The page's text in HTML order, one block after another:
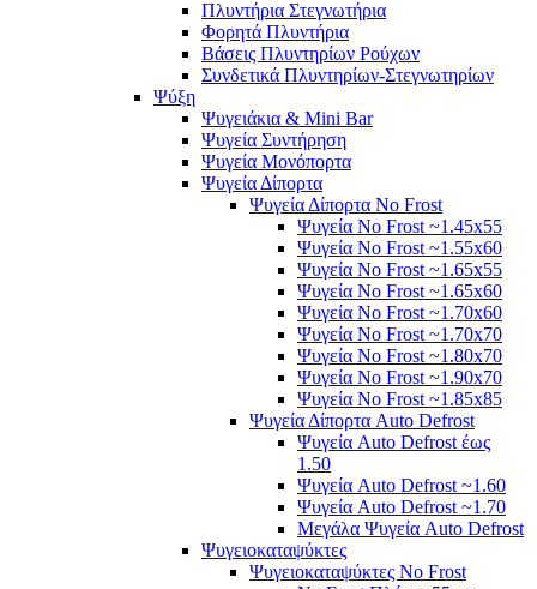
Πλυντήρια Στεγνωτήρια
Φορητά Πλυντήρια
Βάσεις Πλυντηρίων Ρούχων
Συνδετικά Πλυντηρίων-Στεγνωτηρίων
Ψύξη
Ψυγειάκια & Mini Bar
Ψυγεία Συντήρηση
Ψυγεία Μονόπορτα
Ψυγεία Δίπορτα
Ψυγεία Δίπορτα No Frost
Ψυγεία No Frost ~1.45x55
Ψυγεία No Frost ~1.55x60
Ψυγεία No Frost ~1.65x55
Ψυγεία No Frost ~1.65x60
Ψυγεία No Frost ~1.70x60
Ψυγεία No Frost ~1.70x70
Ψυγεία No Frost ~1.80x70
Ψυγεία No Frost ~1.90x70
Ψυγεία No Frost ~1.85x85
Ψυγεία Δίπορτα Auto Defrost
Ψυγεία Auto Defrost έως
1.50
Ψυγεία Auto Defrost ~1.60
Ψυγεία Auto Defrost ~1.70
Μεγάλα Ψυγεία Auto Defrost
Ψυγειοκαταψύκτες
Ψυγειοκαταψύκτες No Frost